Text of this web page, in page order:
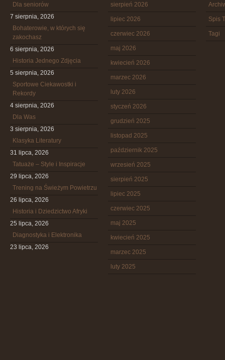
Dla seniorów
7 sierpnia, 2026
Bohaterowie, w których się
zakochasz
6 sierpnia, 2026
Historia Jednego Zdjęcia
5 sierpnia, 2026
Sportowe Ciekawostki i
Rekordy
4 sierpnia, 2026
Dla Was
3 sierpnia, 2026
Klasyka Literatury
31 lipca, 2026
Tatuaże – Style i Inspiracje
29 lipca, 2026
Trening na Świeżym Powietrzu
26 lipca, 2026
Historia i Dziedzictwo Afryki
25 lipca, 2026
Diagnostyka i Elektronika
23 lipca, 2026
sierpień 2026
lipiec 2026
czerwiec 2026
maj 2026
kwiecień 2026
marzec 2026
luty 2026
styczeń 2026
grudzień 2025
listopad 2025
październik 2025
wrzesień 2025
sierpień 2025
lipiec 2025
czerwiec 2025
maj 2025
kwiecień 2025
marzec 2025
luty 2025
Spis
Tagi